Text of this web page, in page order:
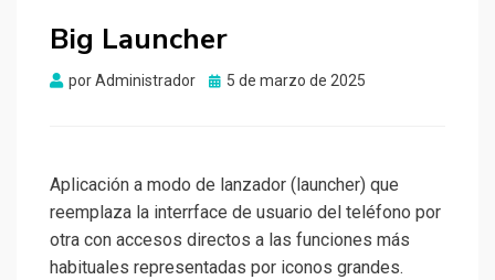
Big Launcher
porAdministrador
Publicado
5 de marzo de 2025
Aplicación a modo de lanzador (launcher) que
reemplaza la interrface de usuario del teléfono por
otra con accesos directos a las funciones más
habituales representadas por iconos grandes.